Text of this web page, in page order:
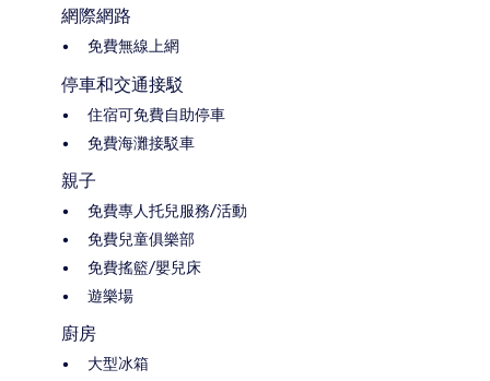
網際網路
免費無線上網
停車和交通接駁
住宿可免費自助停車
免費海灘接駁車
親子
免費專人托兒服務/活動
免費兒童俱樂部
免費搖籃/嬰兒床
遊樂場
廚房
大型冰箱